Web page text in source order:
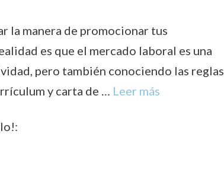
la manera de promocionar tus
es que el mercado laboral es una
pero también conociendo las reglas
y carta de … Leer más